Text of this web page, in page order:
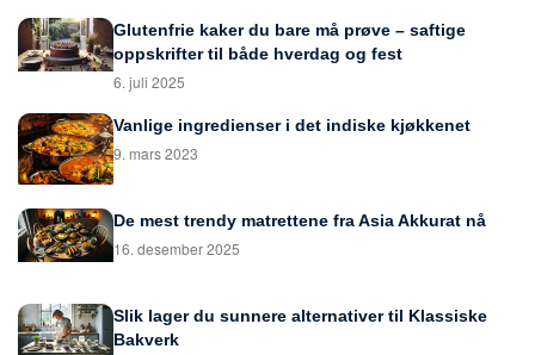
Glutenfrie kaker du bare må prøve – saftige
oppskrifter til både hverdag og fest
6. juli 2025
Vanlige ingredienser i det indiske kjøkkenet
9. mars 2023
De mest trendy matrettene fra Asia Akkurat nå
16. desember 2025
Slik lager du sunnere alternativer til Klassiske
Bakverk